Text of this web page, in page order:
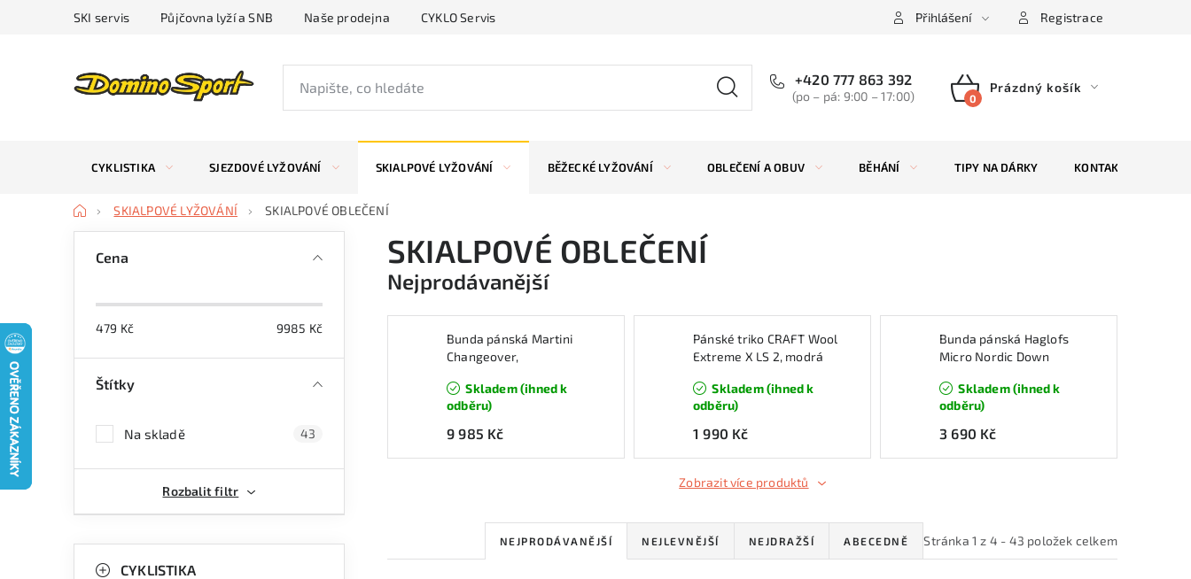
SKI servis Půjčovna lyží a SNB Naše prodejna CYKLO Servis Přihlášení Registrace
+420 777 863 392
(po – pá: 9:00 – 17:00)
NÁKUPNÍ
Prázdný košík
CYKLISTIKA SJEZDOVÉ LYŽOVÁNÍ SKIALPOVÉ LYŽOVÁNÍ BĚŽECKÉ LYŽOVÁNÍ OBLEČENÍ A OBUV BĚHÁNÍ TIPY NA DÁRKY KONTAKTY
DomůSKIALPOVÉ LYŽOVÁNÍ SKIALPOVÉ OBLEČENÍ
í
p
Cena
479 Kč 9985 Kč
Štítky
Na skladě 43
Rozbalit filtr
kategorieCYKLISTIKA
SKIALPOVÉ OBLEČENÍ
Nejprodávanější
Bunda pánská Martini
Changeover,
Skladem (ihned k
odběru)
9 985 Kč
Pánské triko CRAFT Wool
Extreme X LS 2, modrá
Skladem (ihned k
odběru)
1 990 Kč
Bunda pánská Haglofs
Micro Nordic Down
Skladem (ihned k
odběru)
3 690 Kč
Zobrazit více produktů
Stránka 1 z 4 - 43 položek celkem
ŘNEJPRODÁVANĚJŠÍ NEJLEVNĚJŠÍ NEJDRAŽŠÍ ABECEDNĚ